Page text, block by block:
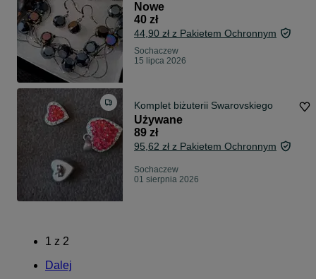
Nowe
40 zł
44,90 zł z Pakietem Ochronnym
Sochaczew
15 lipca 2026
Komplet biżuterii Swarovskiego
Używane
89 zł
95,62 zł z Pakietem Ochronnym
Sochaczew
01 sierpnia 2026
1 z 2
Dalej